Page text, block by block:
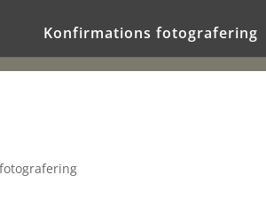
Konfirmations fotografering